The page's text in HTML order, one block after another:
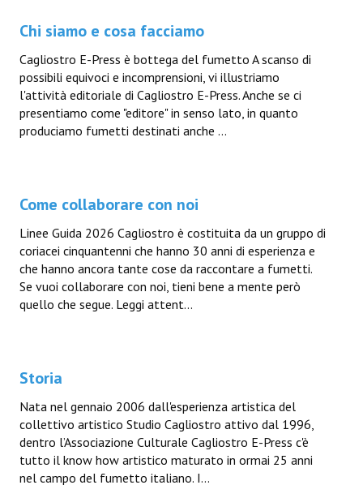
Chi siamo e cosa facciamo
Cagliostro E-Press è bottega del fumetto A scanso di
possibili equivoci e incomprensioni, vi illustriamo
l'attività editoriale di Cagliostro E-Press. Anche se ci
presentiamo come "editore" in senso lato, in quanto
produciamo fumetti destinati anche ...
Come collaborare con noi
Linee Guida 2026 Cagliostro è costituita da un gruppo di
coriacei cinquantenni che hanno 30 anni di esperienza e
che hanno ancora tante cose da raccontare a fumetti.
Se vuoi collaborare con noi, tieni bene a mente però
quello che segue. Leggi attent...
Storia
Nata nel gennaio 2006 dall'esperienza artistica del
collettivo artistico Studio Cagliostro attivo dal 1996,
dentro l’Associazione Culturale Cagliostro E-Press c'è
tutto il know how artistico maturato in ormai 25 anni
nel campo del fumetto italiano. I...